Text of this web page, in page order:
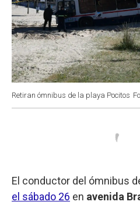
Retiran ómnibus de la playa Pocitos
El conductor del ómnibus
el sábado 26 en avenida